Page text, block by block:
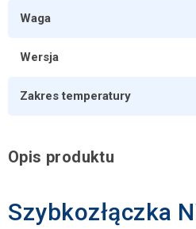
Waga
Wersja
Zakres temperatury
Opis produktu
Szybkozłączka